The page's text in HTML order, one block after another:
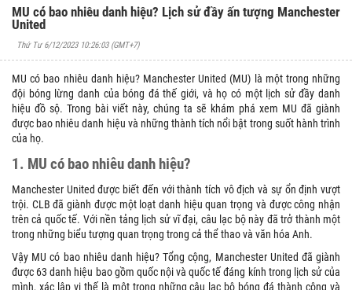
MU có bao nhiêu danh hiệu? Lịch sử đầy ấn tượng Manchester
United
Thứ Tư 6/12/2023 10:26:03(GMT+7)
MU có bao nhiêu danh hiệu? Manchester United (MU) là một trong những
đội bóng lừng danh của bóng đá thế giới, và họ có một lịch sử đầy danh
hiệu đồ sộ. Trong bài viết này, chúng ta sẽ khám phá xem MU đã giành
được bao nhiêu danh hiệu và những thành tích nổi bật trong suốt hành trình
của họ.
1. MU có bao nhiêu danh hiệu?
Manchester United được biết đến với thành tích vô địch và sự ổn định vượt
trội. CLB đã giành được một loạt danh hiệu quan trọng và được công nhận
trên cả quốc tế. Với nền tảng lịch sử vĩ đại, câu lạc bộ này đã trở thành một
trong những biểu tượng quan trọng trong cả thể thao và văn hóa Anh.
Vậy MU có bao nhiêu danh hiệu? Tổng cộng, Manchester United đã giành
được 63 danh hiệu bao gồm quốc nội và quốc tế đáng kính trong lịch sử của
mình, xác lập vị thế là một trong những câu lạc bộ bóng đá thành công và